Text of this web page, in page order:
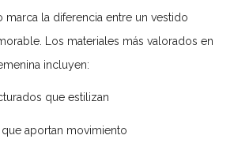
marca la diferencia entre un vestido
Los materiales más valorados en
incluyen:
que estilizan
que aportan movimiento